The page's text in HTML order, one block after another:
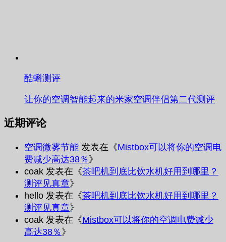
酷蝌测评
让你的空调智能起来的米家空调伴侣第二代测评
近期评论
空调微雾节能 发表在《Mistbox可以将你的空调电
费减少高达38％》
coak 发表在《茶吧机到底比饮水机好用到哪里？
测评见真章》
hello 发表在《茶吧机到底比饮水机好用到哪里？
测评见真章》
coak 发表在《Mistbox可以将你的空调电费减少
高达38％》